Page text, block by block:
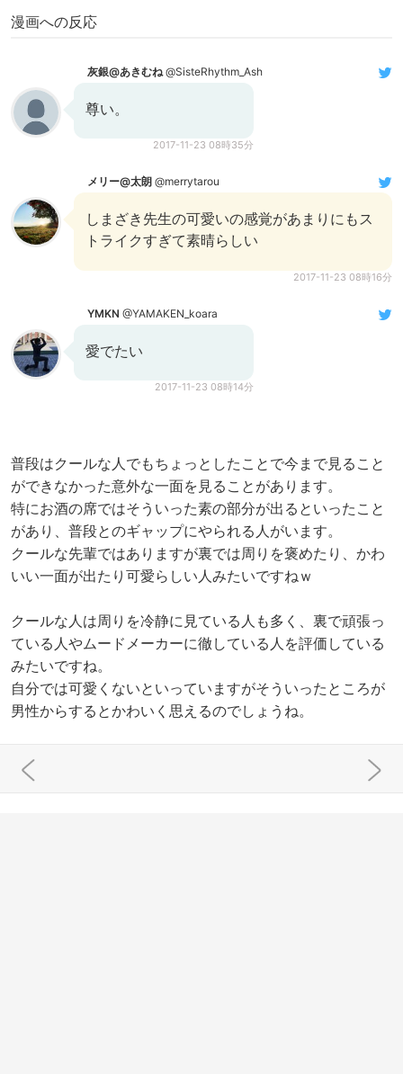
漫画への反応
灰銀@あきむね @SisteRhythm_Ash
尊い。
2017-11-23 08時35分
メリー@太朗 @merrytarou
しまざき先生の可愛いの感覚があまりにもス
トライクすぎて素晴らしい
2017-11-23 08時16分
YMKN @YAMAKEN_koara
愛でたい
2017-11-23 08時14分
普段はクールな人でもちょっとしたことで今まで見ること
ができなかった意外な一面を見ることがあります。
特にお酒の席ではそういった素の部分が出るといったこと
があり、普段とのギャップにやられる人がいます。
クールな先輩ではありますが裏では周りを褒めたり、かわ
いい一面が出たり可愛らしい人みたいですねｗ
クールな人は周りを冷静に見ている人も多く、裏で頑張っ
ている人やムードメーカーに徹している人を評価している
みたいですね。
自分では可愛くないといっていますがそういったところが
男性からするとかわいく思えるのでしょうね。